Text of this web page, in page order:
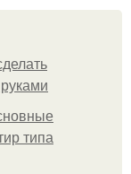
типа